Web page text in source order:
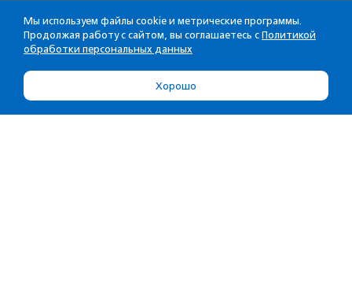
Мы используем файлы cookie и метрические программы.
Продолжая работу с сайтом, вы соглашаетесь с Политикой
обработки персональных данных
Хорошо